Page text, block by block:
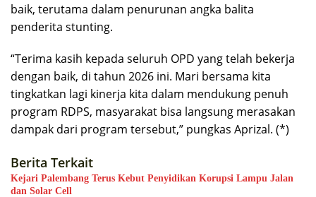
baik, terutama dalam penurunan angka balita
penderita stunting.
“Terima kasih kepada seluruh OPD yang telah bekerja
dengan baik, di tahun 2026 ini. Mari bersama kita
tingkatkan lagi kinerja kita dalam mendukung penuh
program RDPS, masyarakat bisa langsung merasakan
dampak dari program tersebut,” pungkas Aprizal. (*)
Berita Terkait
Kejari Palembang Terus Kebut Penyidikan Korupsi Lampu Jalan
dan Solar Cell